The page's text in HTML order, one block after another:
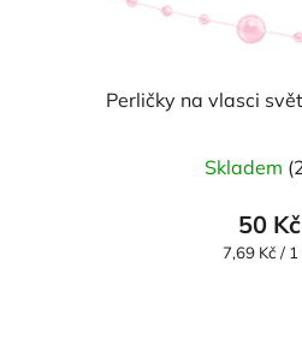
Perličky na vlasci
Skladem
50 Kč
Měrná
7,69 Kč / 1